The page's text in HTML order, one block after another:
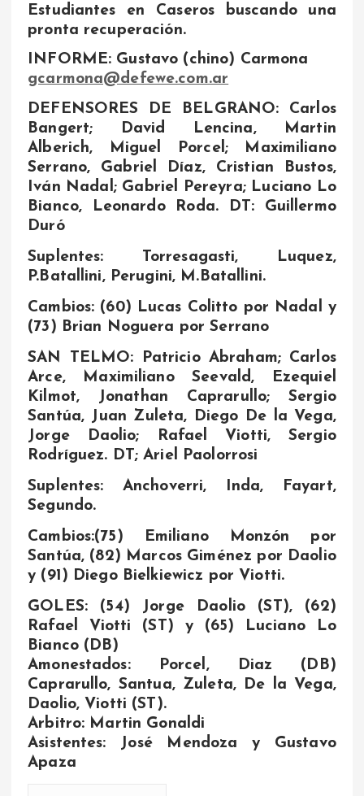
Estudiantes en Caseros buscando una
pronta recuperación.
INFORME: Gustavo (chino) Carmona
gcarmona@defewe.com.ar
DEFENSORES DE BELGRANO: Carlos
Bangert; David Lencina, Martin
Alberich, Miguel Porcel; Maximiliano
Serrano, Gabriel Díaz, Cristian Bustos,
Iván Nadal; Gabriel Pereyra; Luciano Lo
Bianco, Leonardo Roda. DT: Guillermo
Duró
Suplentes: Torresagasti, Luquez,
P.Batallini, Perugini, M.Batallini.
Cambios: (60) Lucas Colitto por Nadal y
(73) Brian Noguera por Serrano
SAN TELMO: Patricio Abraham; Carlos
Arce, Maximiliano Seevald, Ezequiel
Kilmot, Jonathan Caprarullo; Sergio
Santúa, Juan Zuleta, Diego De la Vega,
Jorge Daolio; Rafael Viotti, Sergio
Rodríguez. DT; Ariel Paolorrosi
Suplentes: Anchoverri, Inda, Fayart,
Segundo.
Cambios:(75) Emiliano Monzón por
Santúa, (82) Marcos Giménez por Daolio
y (91) Diego Bielkiewicz por Viotti.
GOLES: (54) Jorge Daolio (ST), (62)
Rafael Viotti (ST) y (65) Luciano Lo
Bianco (DB)
Amonestados: Porcel, Diaz (DB)
Caprarullo, Santua, Zuleta, De la Vega,
Daolio, Viotti (ST).
Arbitro: Martin Gonaldi
Asistentes: José Mendoza y Gustavo
Apaza